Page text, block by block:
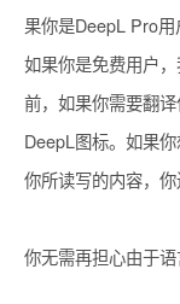
果你是DeepL Pro用
如果你是免费用户
前，如果你需要翻
DeepL图标。如果
你所读写的内容，你
你无需再担心由于语